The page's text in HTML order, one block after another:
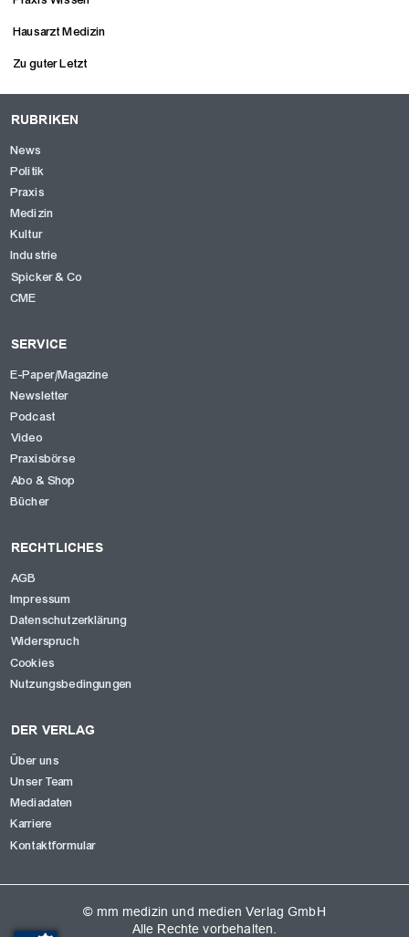
Hausarzt Medizin
Zu guter Letzt
RUBRIKEN
News
Politik
Praxis
Medizin
Kultur
Industrie
Spicker & Co
CME
SERVICE
E-Paper/Magazine
Newsletter
Podcast
Video
Praxisbörse
Abo & Shop
Bücher
RECHTLICHES
AGB
Impressum
Datenschutzerklärung
Widerspruch
Cookies
Nutzungsbedingungen
DER VERLAG
Über uns
Unser Team
Mediadaten
Karriere
Kontaktformular
© mm medizin und medien Verlag GmbH
Alle Rechte vorbehalten.